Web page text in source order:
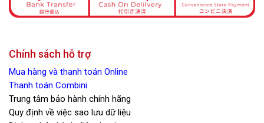
Chính sách hỗ trợ
Mua hàng và thanh toán Online
Thanh toán Combini
Trung tâm bảo hành chính hãng
Quy định về việc sao lưu dữ liệu